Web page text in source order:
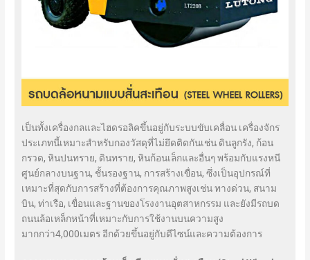
เป็นทั้งเครื่องกลและไฮดรอลิคขึ้นอยู่กับระบบขับเคลื่อน เครื่องจักร
ประเภทนี้เหมาะสำหรับกองวัสดุที่ไม่ยึดติดกันเช่น ดินลูกรัง, ก้อน
กรวด, หินปนทราย, ดินทราย, หินก้อนเล็กและอื่นๆ พร้อมกับแรงหนี
ศูนย์กลางบนฐาน, ชั้นรองฐาน, การสร้างเขื่อน, ซึ่งเป็นอุปกรณ์ที่
เหมาะที่สุดกับการสร้างที่ต้องการคุณภาพสูงเช่น ทางด่วน, สนาม
บิน, ท่าเรือ, เขื่อนและฐานของโรงงานอุตสาหกรรม และยังมีรถบด
ถนนล้อเหล็กหน้าที่เหมาะกับการใช้งานบนความสูง
มากกว่า4,000เมตร อีกด้วยขึ้นอยู่กับดีไซน์และความต้องการ